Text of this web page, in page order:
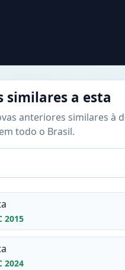
similares a esta
anteriores similares à
todo o Brasil.
2015
2024